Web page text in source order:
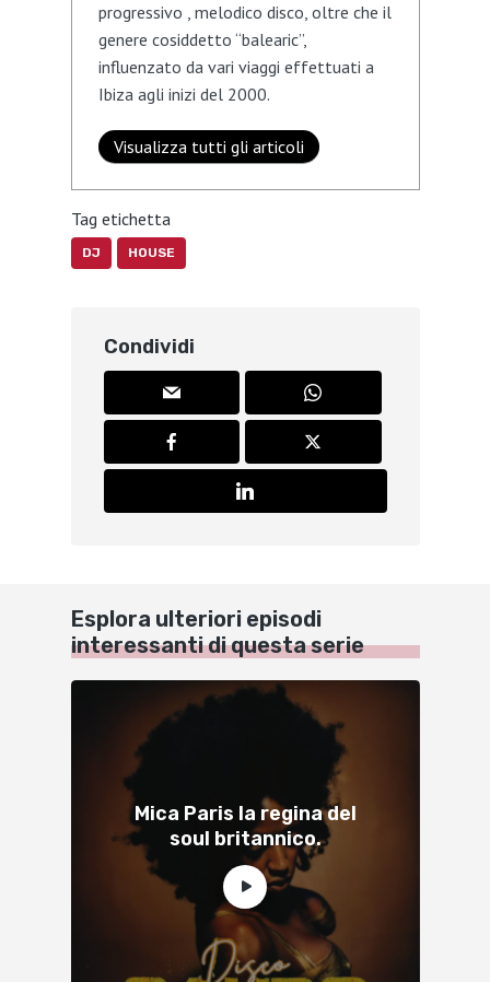
progressivo , melodico disco, oltre che il
genere cosiddetto “balearic”,
influenzato da vari viaggi effettuati a
Ibiza agli inizi del 2000.
Visualizza tutti gli articoli
Tag etichetta
DJ HOUSE
Condividi
Esplora ulteriori episodi
interessanti di questa serie
Mica Paris la regina del
soul britannico.